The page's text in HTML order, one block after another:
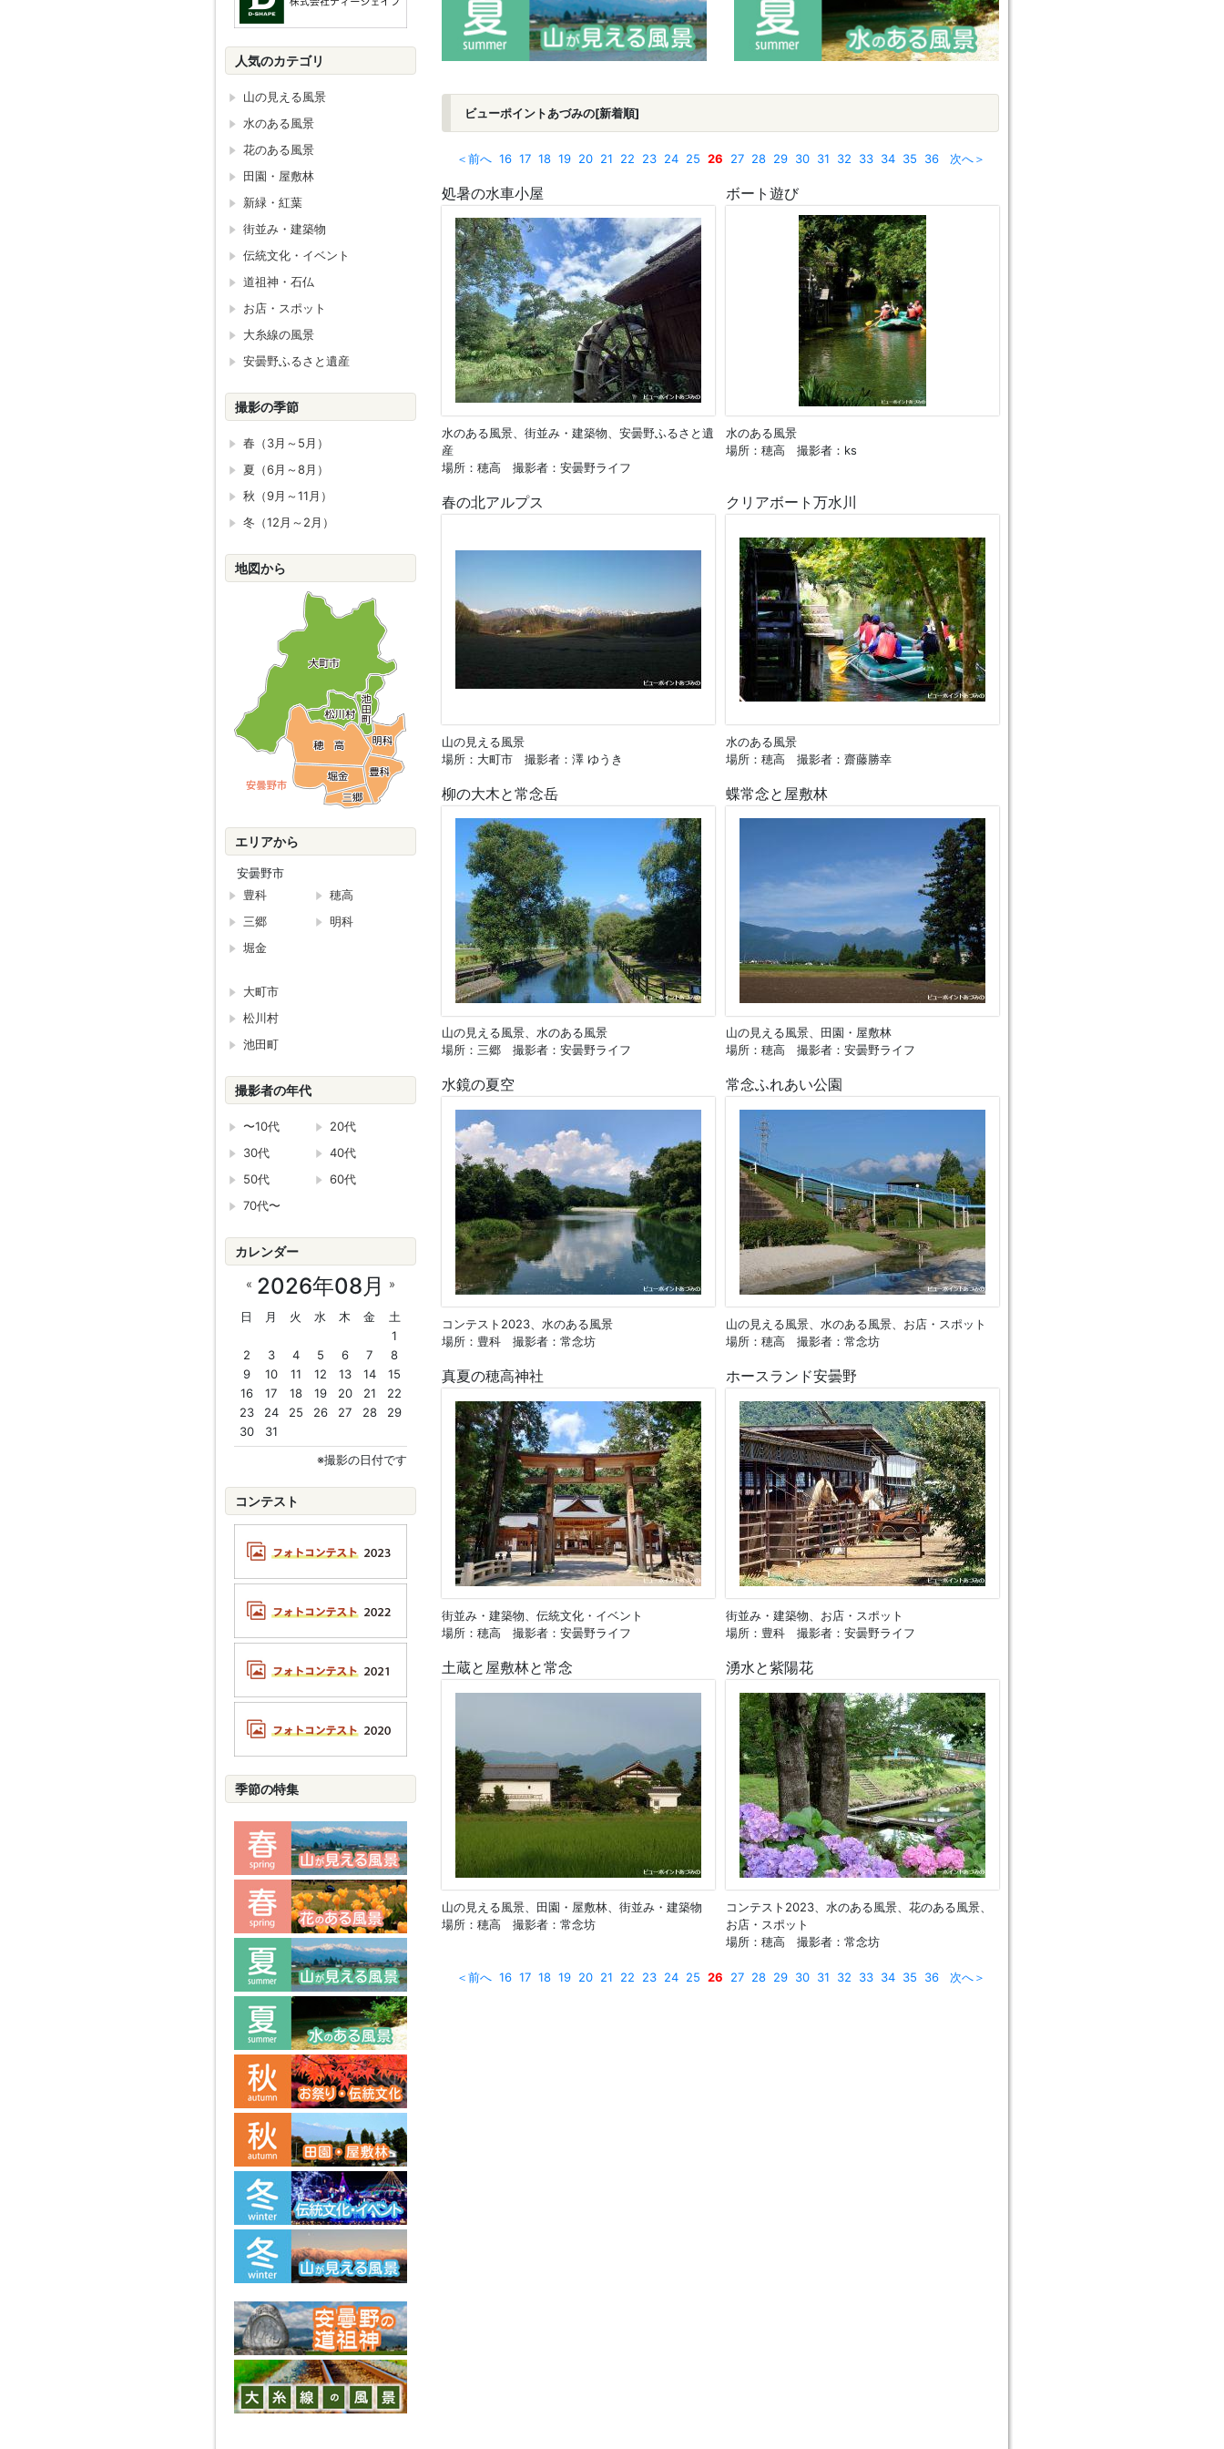
ビューポイントあづみの[新着順]
＜前へ 16 17 18 19 20 21 22 23 24 25 26 27 28 29 30 31 32 33 34 35 36 次へ＞
処暑の水車小屋
水のある風景、街並み・建築物、安曇野ふるさと遺
産
場所：穂高 撮影者：安曇野ライフ
ボート遊び
水のある風景
場所：穂高 撮影者：ks
春の北アルプス
山の見える風景
場所：大町市 撮影者：澤 ゆうき
クリアボート万水川
水のある風景
場所：穂高 撮影者：齋藤勝幸
柳の大木と常念岳
山の見える風景、水のある風景
場所：三郷 撮影者：安曇野ライフ
蝶常念と屋敷林
山の見える風景、田園・屋敷林
場所：穂高 撮影者：安曇野ライフ
水鏡の夏空
コンテスト2023、水のある風景
場所：豊科 撮影者：常念坊
常念ふれあい公園
山の見える風景、水のある風景、お店・スポット
場所：穂高 撮影者：常念坊
真夏の穂高神社
街並み・建築物、伝統文化・イベント
場所：穂高 撮影者：安曇野ライフ
ホースランド安曇野
街並み・建築物、お店・スポット
場所：豊科 撮影者：安曇野ライフ
土蔵と屋敷林と常念
山の見える風景、田園・屋敷林、街並み・建築物
場所：穂高 撮影者：常念坊
湧水と紫陽花
コンテスト2023、水のある風景、花のある風景、
お店・スポット
場所：穂高 撮影者：常念坊
＜前へ 16 17 18 19 20 21 22 23 24 25 26 27 28 29 30 31 32 33 34 35 36 次へ＞
人気のカテゴリ
山の見える風景
水のある風景
花のある風景
田園・屋敷林
新緑・紅葉
街並み・建築物
伝統文化・イベント
道祖神・石仏
お店・スポット
大糸線の風景
安曇野ふるさと遺産
撮影の季節
春（3月～5月）
夏（6月～8月）
秋（9月～11月）
冬（12月～2月）
地図から
エリアから
安曇野市
豊科
穂高
三郷
明科
堀金
大町市
松川村
池田町
撮影者の年代
〜10代
20代
30代
40代
50代
60代
70代〜
カレンダー
2026年08月
« »
日 月 火 水 木 金
土
1
2
3 4 5 6 7
8
9
10 11 12 13 14
15
16
17 18 19 20 21
22
23
24 25 26 27 28
29
30
31
※撮影の日付です
コンテスト
季節の特集